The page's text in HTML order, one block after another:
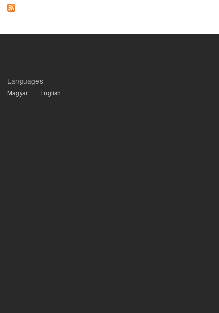
Languages
Magyar English